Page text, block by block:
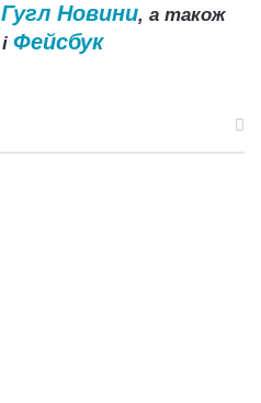
Гугл Новини, а також
і Фейсбук